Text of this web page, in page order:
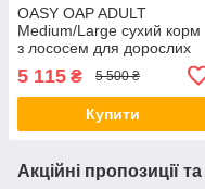
OASY OAP ADULT
Medium/Large сухий корм
з лососем для дорослих
собак середніх та великих
порід, 18 кг
5 115 ₴ 5 500 ₴
Купити
Акційні пропозиції